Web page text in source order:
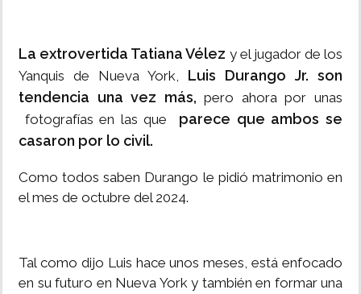
La extrovertida Tatiana Vélez y el jugador de los
Yanquis de Nueva York, Luis Durango Jr. son
tendencia una vez más, pero ahora por unas
fotografías en las que parece que ambos se
casaron por lo civil.
Como todos saben Durango le pidió matrimonio en
el mes de octubre del 2024.
Tal como dijo Luis hace unos meses, está enfocado
en su futuro en Nueva York y también en formar una